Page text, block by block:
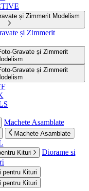
și Zimmerit Modelism
și Zimmerit
Machete Asamblate
Machete Asamblate
Kituri
Diorame si
pentru Kituri
pentru Kituri